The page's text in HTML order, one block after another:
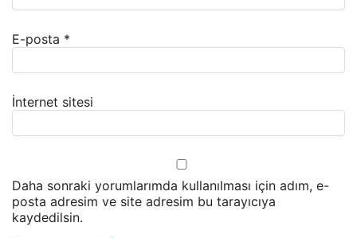
E-posta *
İnternet sitesi
Daha sonraki yorumlarımda kullanılması için adım, e-
posta adresim ve site adresim bu tarayıcıya
kaydedilsin.